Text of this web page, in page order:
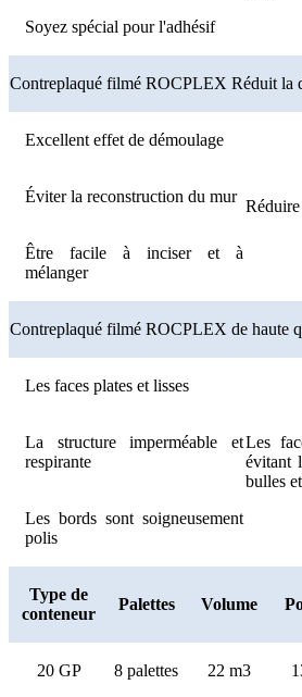
Soyez spécial pour l'adhésif
Contreplaqué filmé ROCPLEX Réduit la
Excellent effet de démoulage
Éviter la reconstruction du mur
Être facile à inciser et à
mélanger
Contreplaqué filmé ROCPLEX de haute
Les faces plates et lisses
Les
évitant
bulles
La structure imperméable et
respirante
Les bords sont soigneusement
polis
Type de
conteneur
Palettes Volume
20 GP 8 palettes 22 m3